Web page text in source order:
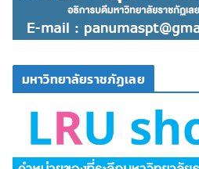
มหาวิทยาลัยราชภัฏเลย